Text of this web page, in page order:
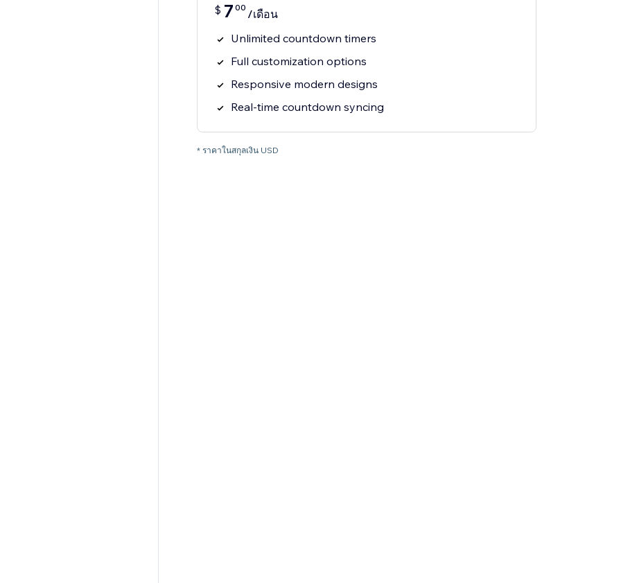
$ 7 00 /เดือน
Unlimited countdown timers
Full customization options
Responsive modern designs
Real-time countdown syncing
* ราคาในสกุลเงิน USD